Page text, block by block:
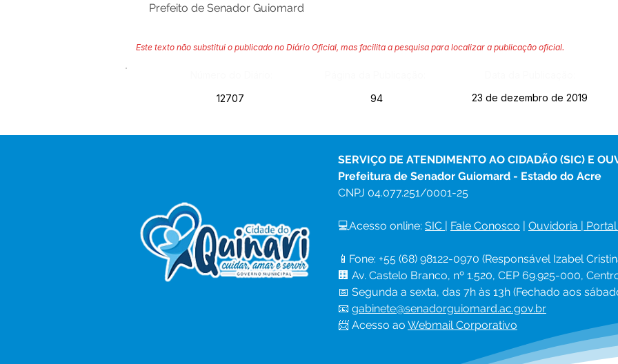
Prefeito de Senador Guiomard
Este texto não substitui o publicado no Diário Oficial, mas facilita a pesquisa para localizar a publicação oficial.
12707
94 23 de dezembro de 2019
SERVIÇO DE ATENDIMENTO AO CIDADÃO (SIC) E
Prefeitura de Senador Guiomard - Estado do Acre
CNPJ 04.077.251/0001-25
💻Acesso online: SIC | Fale Conosco | Ouvidoria |
📱Fone: +55 (68) 98122-0970 (Responsável Izabel
🏢 Av. Castelo Branco, nº 1.520, CEP 69.925-000,
📅 Segunda a sexta, das 7h às 13h (Fechado aos
📧 gabinete@senadorguiomard.ac.gov.br
📨 Acesso ao Webmail Corporativo